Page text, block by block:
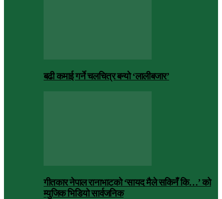
बढी कमाई गर्ने चलचित्र बन्यो ‘लालीबजार’
गीतकार नेपाल रानाभाटको ‘सायद मैले सकिनँ कि…’ को
म्युजिक भिडियो सार्वजनिक